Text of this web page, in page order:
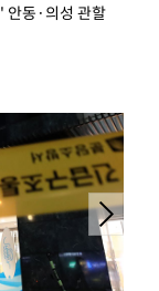
안동·의성 관할